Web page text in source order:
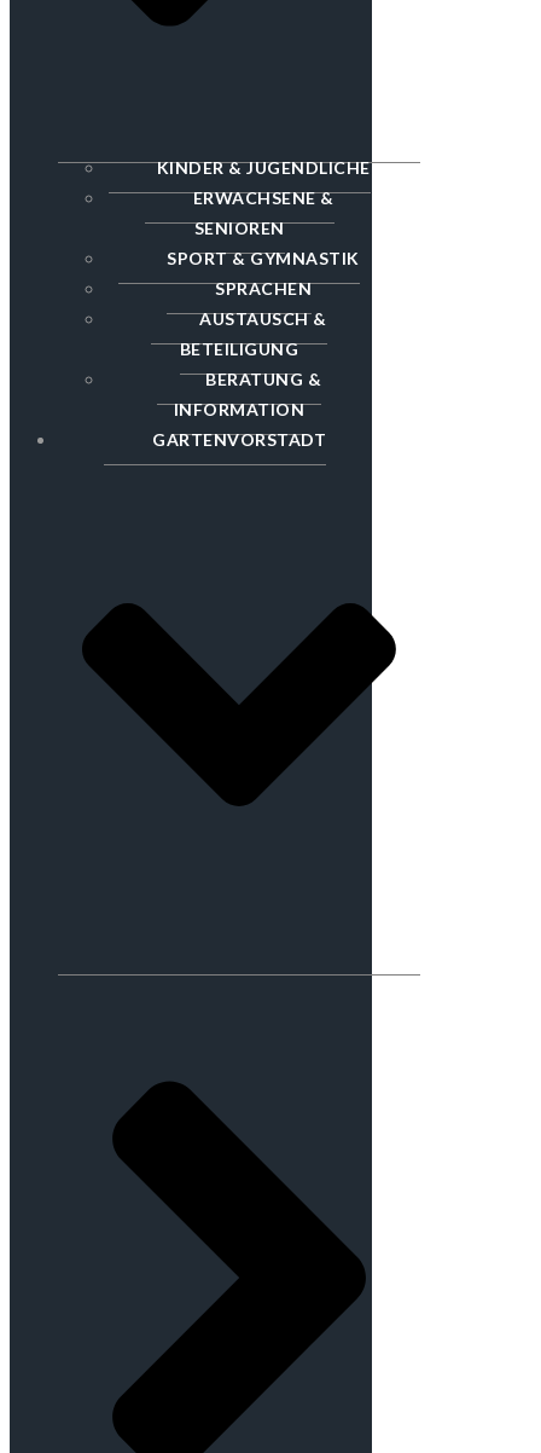
KINDER & JUGENDLICHE
ERWACHSENE &
SENIOREN
SPORT & GYMNASTIK
SPRACHEN
AUSTAUSCH &
BETEILIGUNG
BERATUNG &
INFORMATION
GARTENVORSTADT